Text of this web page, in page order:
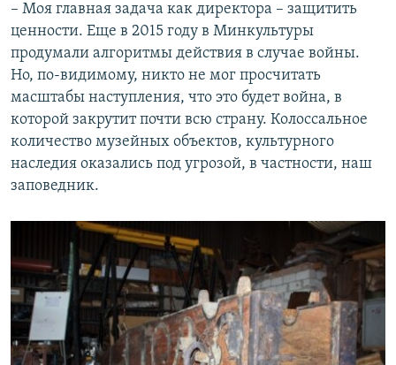
– Моя главная задача как директора – защитить
ценности. Еще в 2015 году в Минкультуры
продумали алгоритмы действия в случае войны.
Но, по-видимому, никто не мог просчитать
масштабы наступления, что это будет война, в
которой закрутит почти всю страну. Колоссальное
количество музейных объектов, культурного
наследия оказались под угрозой, в частности, наш
заповедник.